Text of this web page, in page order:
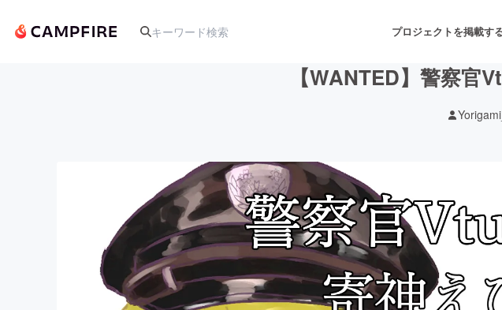
プロジェクトを掲載す
アート・写真 音楽
テクノロジー・ガジェット ゲーム・サービス開発
映像・映画 書籍・雑誌出版
【WANTED】警察